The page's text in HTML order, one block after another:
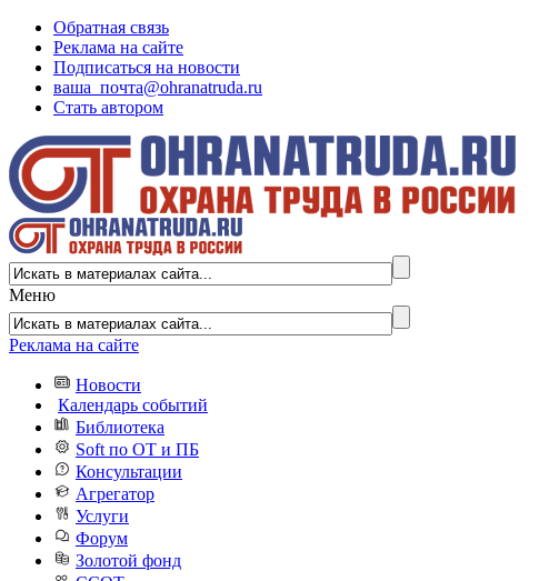
Обратная связь
Реклама на сайте
Подписаться на новости
ваша_почта@ohranatruda.ru
Стать автором
Меню
Реклама на сайте
Новости
Календарь событий
Библиотека
Soft по ОТ и ПБ
Консультации
Агрегатор
Услуги
Форум
Золотой фонд